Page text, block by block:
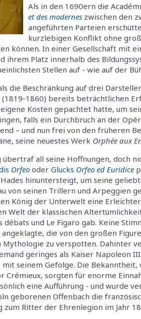
Als in den 1690ern die
et des modernes zwischen den
angeführten Parteien
kurzlebigen Konflikt ohne
können. In einer Gesellschaft mit
ihrem Platz innerhalb des
Stellen auf - wie auf der
die Beschränkung auf drei
(1819-1860) bereits beträchtlichen
Kosten gepachtet hatte, um
falls ein Durchbruch an der
– und nun frei von den früheren
seine neuestes Werk Orphée aux
all seine Hoffnungen, doch
Orfeo oder Glucks Orfeo ed Euridice
hinuntersteigt, um seine
von seinen Trillern und Arpeggien
König der Unterwelt eine
Welt der klassischen
débats und Le Figaro gab. Keine
angeklagte, die von den großen
Mythologie zu verspotten. Dahinter
geringes als Kaiser Napoleon
mit seinem Gefolge. Die
Crémieux, sorgten für enorme
eine Aufführung - und wurde
geborenen Offenbach die
zum Ritter der Ehrenlegion im Jahr